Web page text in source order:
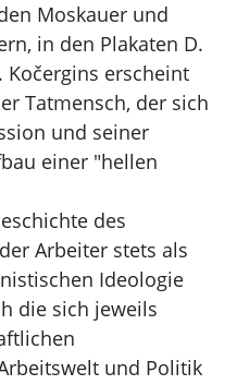
Moskauer und
in den Plakaten D.
Kočergins erscheint
Tatmensch, der sich
und seiner
einer "hellen
des
Arbeiter stets als
Ideologie
die sich jeweils
und Politik